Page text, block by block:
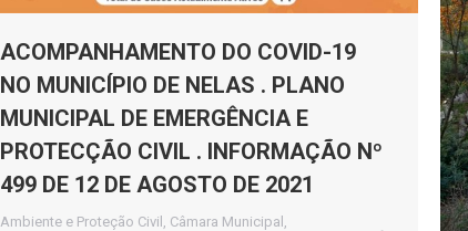
ACOMPANHAMENTO DO COVID-19
NO MUNICÍPIO DE NELAS . PLANO
MUNICIPAL DE EMERGÊNCIA E
PROTECÇÃO CIVIL . INFORMAÇÃO Nº
499 DE 12 DE AGOSTO DE 2021
Ambiente e Proteção Civil Câmara Municipal